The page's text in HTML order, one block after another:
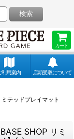
カート
検索
利用案内 店頭受取について
テッドプレイマット
SHOP リミ